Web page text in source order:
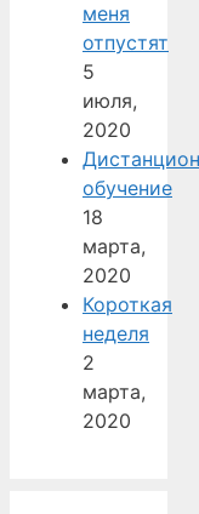
меня
отпустят
5
июля,
2020
обучение
18
марта,
2020
Короткая
неделя
2
марта,
2020